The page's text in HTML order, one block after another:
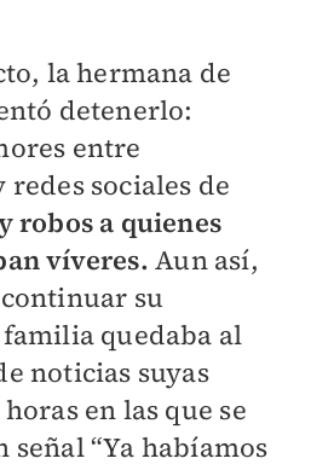
la hermana de
detenerlo:
entre
redes sociales de
robos a quienes
víveres. Aun así,
su
quedaba al
noticias suyas
en las que se
señal “Ya habíamos